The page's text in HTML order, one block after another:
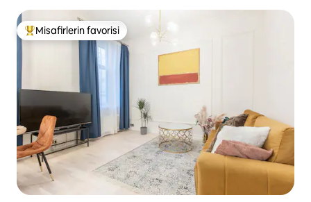
Misafirlerin favorilerinden en beğenilenler arasında
Misafirlerin favorisi